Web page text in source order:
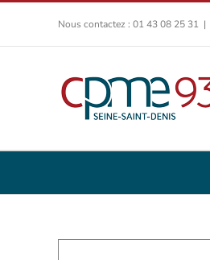
contenu
Nous contactez : 01 43 08 25 31 |